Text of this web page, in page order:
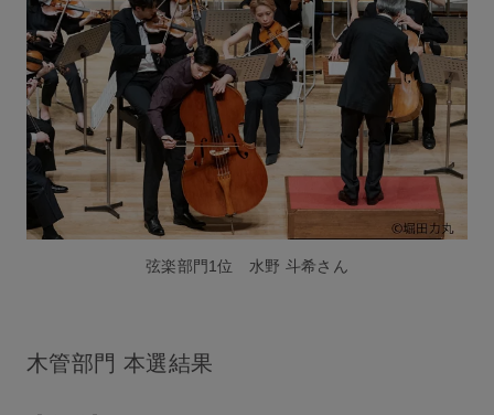
弦楽部門1位 水野 斗希さん
木管部門 本選結果